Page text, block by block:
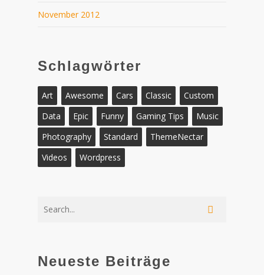
November 2012
Schlagwörter
Art Awesome Cars Classic
Custom
Data
Epic Funny Gaming Tips
Music
Photography
Standard
ThemeNectar
Videos
Wordpress
Neueste Beiträge